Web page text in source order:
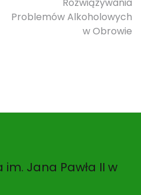
Problemów Alkoholowych
w Obrowie
im. Jana Pawła II w